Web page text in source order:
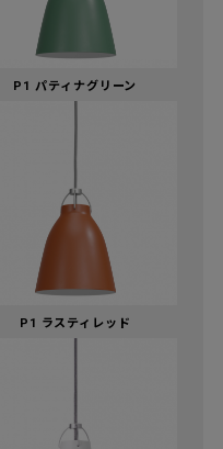
P1 パティナグリーン
P1 ラスティレッド